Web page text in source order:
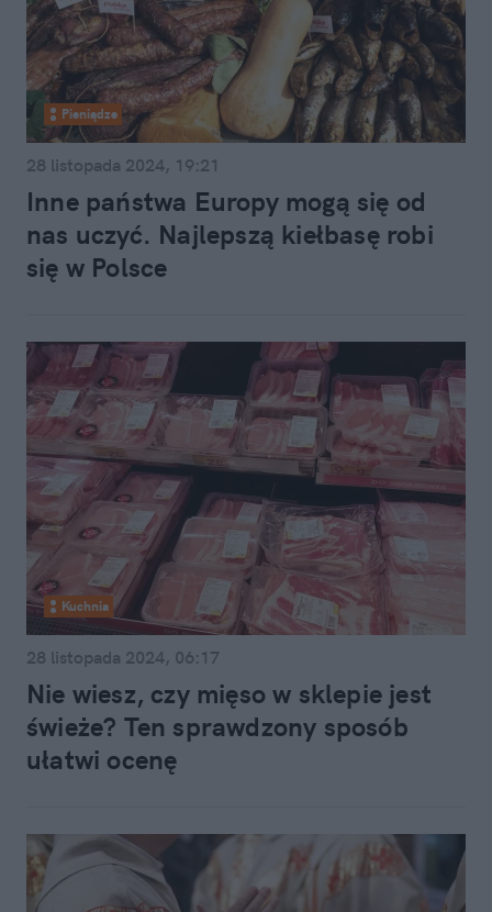
Pieniądze
28 listopada 2024, 19:21
Inne państwa Europy mogą się od
nas uczyć. Najlepszą kiełbasę robi
się w Polsce
Kuchnia
28 listopada 2024, 06:17
Nie wiesz, czy mięso w sklepie jest
świeże? Ten sprawdzony sposób
ułatwi ocenę